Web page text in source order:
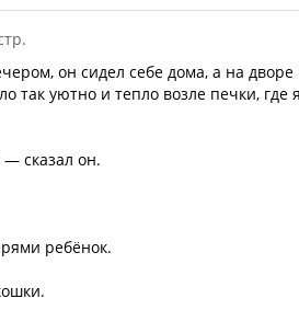
он сидел себе дома, а на дворе
так уютно и тепло возле печки, где
— сказал он.
ребёнок.